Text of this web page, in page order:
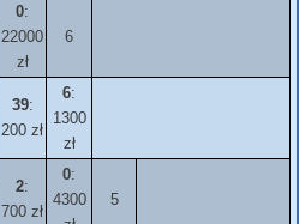
0:
22000
zł
6
39:
200 zł
6:
1300
zł
2:
700 zł
0:
4300
5